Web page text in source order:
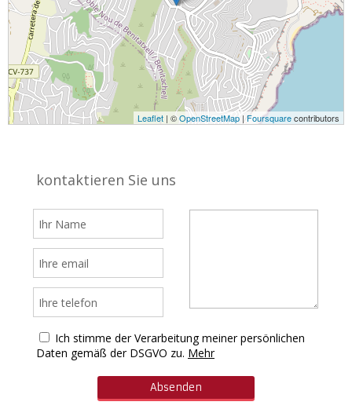
Leaflet | ©OpenStreetMap | Foursquarecontributors
kontaktieren Sie uns
Ich stimme der Verarbeitung meiner persönlichen
Daten gemäß der DSGVO zu. Mehr